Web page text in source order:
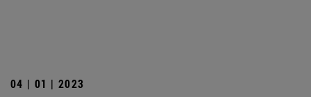
04 | 01 | 2023